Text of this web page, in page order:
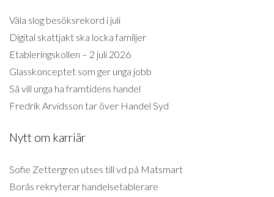
Väla slog besöksrekord i juli
Digital skattjakt ska locka familjer
Etableringskollen – 2 juli 2026
Glasskonceptet som ger unga jobb
Så vill unga ha framtidens handel
Fredrik Arvidsson tar över Handel Syd
Nytt om karriär
Sofie Zettergren utses till vd på Matsmart
Borås rekryterar handelsetablerare